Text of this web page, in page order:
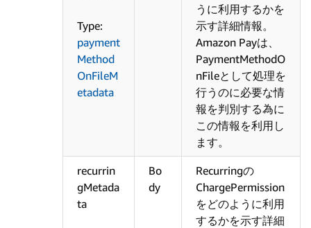
Type:
payment
Method
OnFileM
etadata
うに利用するかを
示す詳細情報。
Amazon Payは、
PaymentMethodO
nFileとして処理を
行うのに必要な情
報を判別する為に
この情報を利用し
ます。
recurrin
gMetada
ta
Bo
dy
Recurringの
ChargePermission
をどのように利用
するかを示す詳細